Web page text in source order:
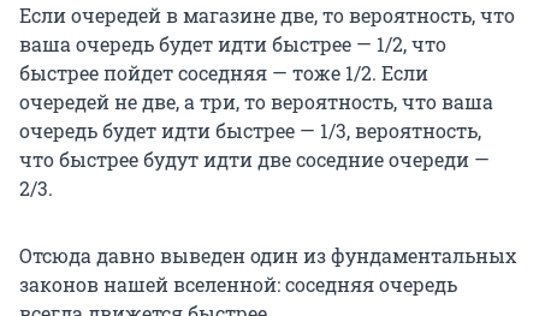
Если очередей в магазине две, то вероятность, что
ваша очередь будет идти быстрее — 1/2, что
быстрее пойдет соседняя — тоже 1/2. Если
очередей не две, а три, то вероятность, что ваша
очередь будет идти быстрее — 1/3, вероятность,
что быстрее будут идти две соседние очереди —
2/3.
Отсюда давно выведен один из фундаментальных
законов нашей вселенной: соседняя очередь